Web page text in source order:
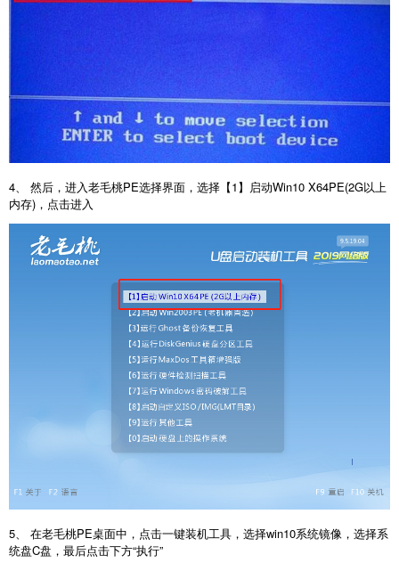
4、 然后，进入老毛桃PE选择界面，选择【1】启动Win10 X64PE(2G以上
内存)，点击进入
5、 在老毛桃PE桌面中，点击一键装机工具，选择win10系统镜像，选择系
统盘C盘，最后点击下方“执行”